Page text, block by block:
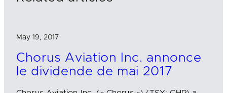
May 19, 2017
Chorus Aviation Inc. annonce
le dividende de mai 2017